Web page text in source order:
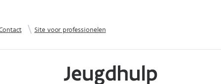
| Site voor professionelen